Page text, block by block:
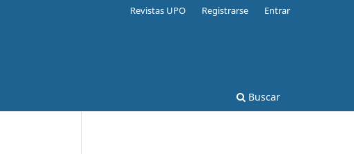
Buscar
Revistas UPO Registrarse Entrar